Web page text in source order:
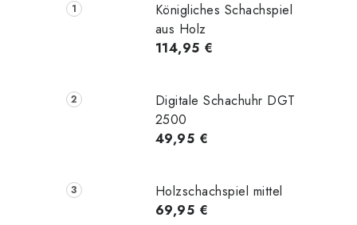
Königliches Schachspiel
aus Holz
114,95 €
Digitale Schachuhr DGT
2500
49,95 €
Holzschachspiel mittel
69,95 €